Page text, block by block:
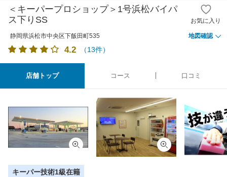
＜キーパープロショップ＞1号浜松バイパ
ス下りSS
お気に入り
静岡県浜松市中央区下飯田町535 地図確認
4.2 （13件）
店舗トップ コース 口コミ
キーパー技術1級在籍